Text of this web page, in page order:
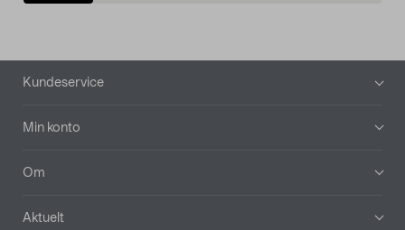
Bunntekst
Kundeservice
Min konto
Om
Aktuelt